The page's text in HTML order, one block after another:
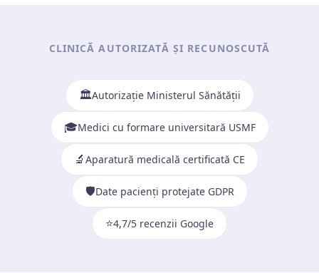
CLINICĂ AUTORIZATĂ ȘI RECUNOSCUTĂ
🏛️Autorizație Ministerul Sănătății
🎓Medici cu formare universitară USMF
🔬 Aparatură medicală certificată CE
🛡️Date pacienți protejate GDPR
⭐4,7/5 recenzii Google